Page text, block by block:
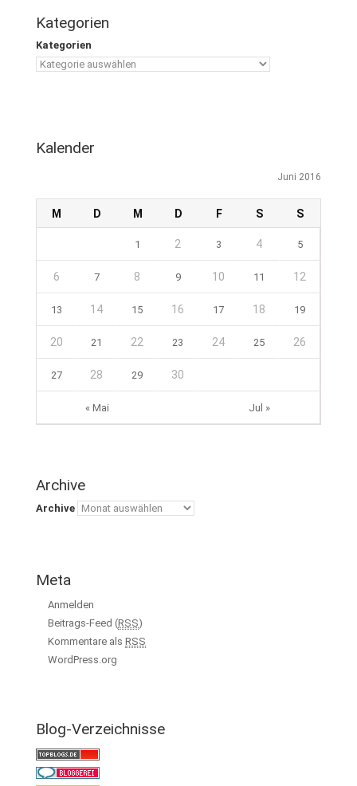
Kategorien
Kategorien
Kalender
Juni 2016
M D M D F S S
« Mai Jul »
1 2 3 4 5
6 7 8 9 10 11 12
13 14 15 16 17 18 19
20 21 22 23 24 25 26
27 28 29 30
Archive
Archive
Meta
Anmelden
Beitrags-Feed (RSS)
Kommentare als RSS
WordPress.org
Blog-Verzeichnisse